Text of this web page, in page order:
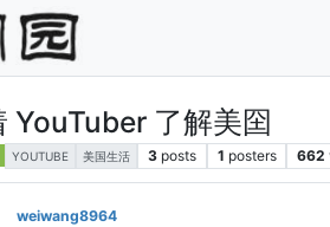
YouTuber 了解美囶
YOUTUBE 美国生活 3 posts 1 posters 662
weiwang8964